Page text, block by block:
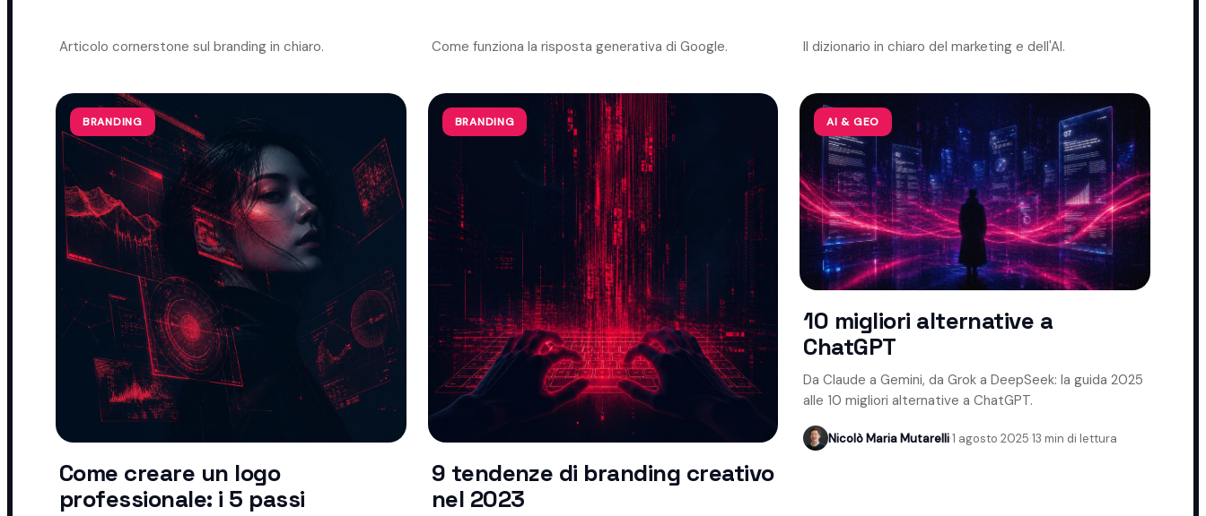
Articolo cornerstone sul branding in chiaro. Come funziona la risposta generativa di Google. Il dizionario in chiaro del marketing e dell'AI.
BRANDING
Come creare un logo
professionale: i 5 passi
BRANDING
9 tendenze di branding creativo
nel 2023
AI & GEO
10 migliori alternative a
ChatGPT
Da Claude a Gemini, da Grok a DeepSeek: la guida 2025
alle 10 migliori alternative a ChatGPT.
Nicolò Maria Mutarelli·1 agosto 2025·13 min di lettura